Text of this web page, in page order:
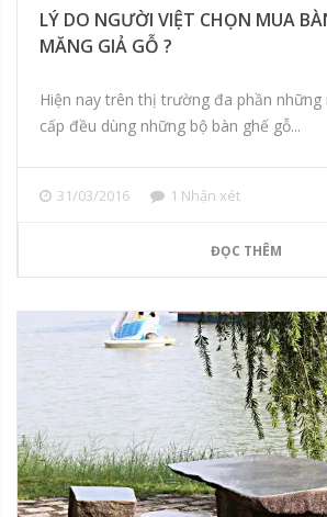
LÝ DO NGƯỜI VIỆT CHỌN MUA
MĂNG GIẢ GỖ ?
Hiện nay trên thị trường đa phần
cấp đều dùng những bộ bàn ghế gỗ...
31/03/2016 1 Nhận xét
ĐỌC THÊM